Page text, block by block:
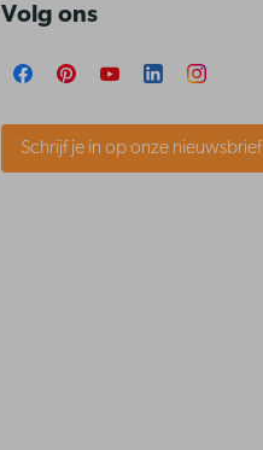
Volg ons
Schrijf je in op onze nieuwsbrief